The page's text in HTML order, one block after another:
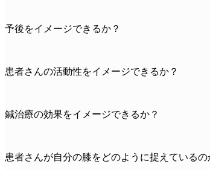
予後をイメージできるか？
患者さんの活動性をイメージできるか？
鍼治療の効果をイメージできるか？
患者さんが自分の膝をどのように捉えている